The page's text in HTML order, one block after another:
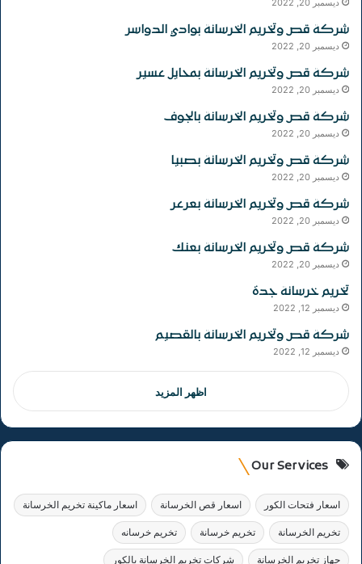
ديسمبر 20, 2022
شركة قص وتخريم الخرسانة بوادي الدواسر
ديسمبر 20, 2022
شركة قص وتخريم الخرسانة بمحايل عسير
ديسمبر 20, 2022
شركة قص وتخريم الخرسانة بالجوف
ديسمبر 20, 2022
شركة قص وتخريم الخرسانة بصبيا
ديسمبر 20, 2022
شركة قص وتخريم الخرسانة بعرعر
ديسمبر 20, 2022
شركة قص وتخريم الخرسانة بعنك
ديسمبر 20, 2022
تخريم خرسانة جدة
ديسمبر 12, 2022
شركة قص وتخريم الخرسانة بالقصيم
ديسمبر 12, 2022
اظهر المزيد
Our Services
اسعار فتحات الكور اسعار قص الخرسانة اسعار ماكينة تخريم الخرسانة
تخريم الخرسانة تخريم خرسانة تخريم خرسانه
جهاز تخريم الخرسانة شركات تخريم الخرسانة بالكور